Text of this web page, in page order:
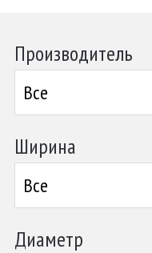
Производитель
Все
Ширина
Все
Диаметр